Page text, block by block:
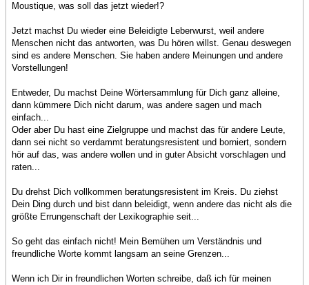
Moustique, was soll das jetzt wieder!?
Jetzt machst Du wieder eine Beleidigte Leberwurst, weil andere
Menschen nicht das antworten, was Du hören willst. Genau deswegen
sind es andere Menschen. Sie haben andere Meinungen und andere
Vorstellungen!
Entweder, Du machst Deine Wörtersammlung für Dich ganz alleine,
dann kümmere Dich nicht darum, was andere sagen und mach
einfach...
Oder aber Du hast eine Zielgruppe und machst das für andere Leute,
dann sei nicht so verdammt beratungsresistent und borniert, sondern
hör auf das, was andere wollen und in guter Absicht vorschlagen und
raten...
Du drehst Dich vollkommen beratungsresistent im Kreis. Du ziehst
Dein Ding durch und bist dann beleidigt, wenn andere das nicht als die
größte Errungenschaft der Lexikographie seit...
So geht das einfach nicht! Mein Bemühen um Verständnis und
freundliche Worte kommt langsam an seine Grenzen...
Wenn ich Dir in freundlichen Worten schreibe, daß ich für meinen